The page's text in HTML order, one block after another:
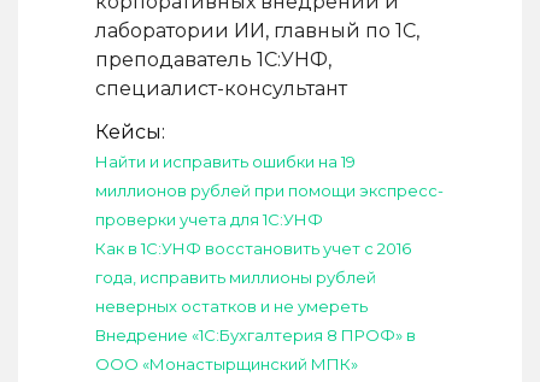
лаборатории ИИ, главный по 1С,
преподаватель 1С:УНФ,
специалист-консультант
Кейсы:
Найти и исправить ошибки на 19
миллионов рублей при помощи экспресс-
проверки учета для 1С:УНФ
Как в 1С:УНФ восстановить учет с 2016
года, исправить миллионы рублей
неверных остатков и не умереть
Внедрение «1С:Бухгалтерия 8 ПРОФ» в
ООО «Монастырщинский МПК»